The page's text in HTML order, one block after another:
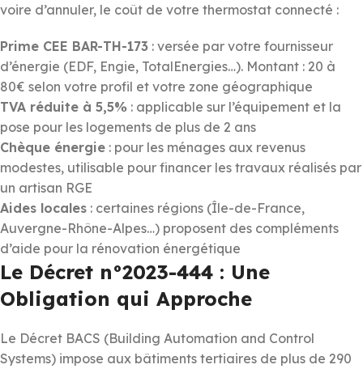
voire d’annuler, le coût de votre thermostat connecté :
Prime CEE BAR-TH-173 : versée par votre fournisseur
d’énergie (EDF, Engie, TotalEnergies…). Montant : 20 à
80€ selon votre profil et votre zone géographique
TVA réduite à 5,5% : applicable sur l’équipement et la
pose pour les logements de plus de 2 ans
Chèque énergie : pour les ménages aux revenus
modestes, utilisable pour financer les travaux réalisés par
un artisan RGE
Aides locales : certaines régions (Île-de-France,
Auvergne-Rhône-Alpes…) proposent des compléments
d’aide pour la rénovation énergétique
Le Décret n°2023-444 : Une
Obligation qui Approche
Le Décret BACS (Building Automation and Control
Systems) impose aux bâtiments tertiaires de plus de 290